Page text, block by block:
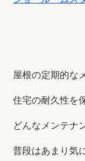
屋根の定期的な
住宅の耐久性を
どんなメンテナ
普段はあまり気